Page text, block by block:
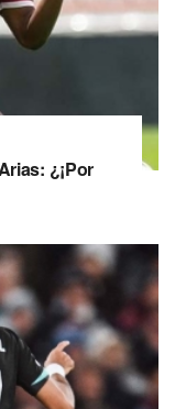
¿¡Por